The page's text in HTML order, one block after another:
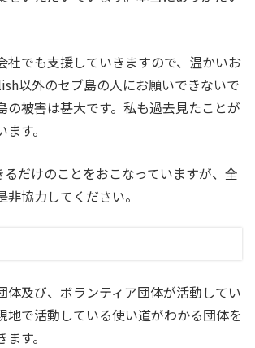
社でも支援していきますので、温かいお
以外のセブ島の人にお願いできないで
の被害は甚大です。私も過去見たことが
す。
だけのことをおこなっていますが、全
協力してください。
体及び、ボランティア団体が活動してい
地で活動している使い道がわかる団体を
す。